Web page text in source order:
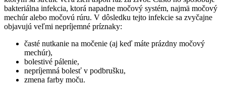
bakteriálna infekcia, ktorá napadne močový systém, najmä močový
mechúr alebo močovú rúru. V dôsledku tejto infekcie sa zvyčajne
objavujú veľmi nepríjemné príznaky:
časté nutkanie na močenie (aj keď máte prázdny močový
mechúr),
bolestivé pálenie,
nepríjemná bolesť v podbrušku,
zmena farby moču.